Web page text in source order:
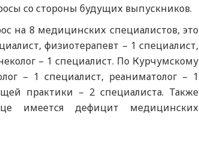
со стороны будущих выпускников.
на 8 медицинских специалистов, это
физиотерапевт – 1 специалист,
– 1 специалист. По Курчумскому
– 1 специалист, реаниматолог – 1
практики – 2 специалиста. Также
имеется дефицит медицинских